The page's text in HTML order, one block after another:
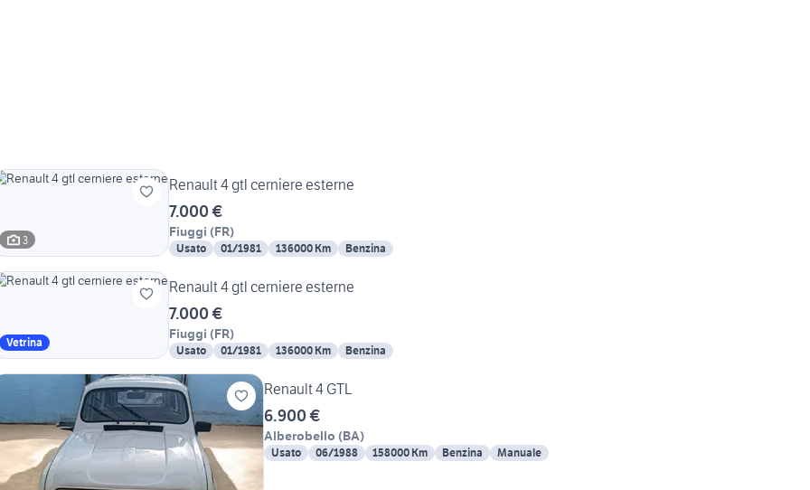
3
Renault 4 gtl cerniere esterne
7.000 €
Fiuggi (FR)
Usato 01/1981 136000 Km Benzina
Vetrina
Renault 4 gtl cerniere esterne
7.000 €
Fiuggi (FR)
Usato 01/1981 136000 Km Benzina
Renault 4 GTL
6.900 €
Alberobello (BA)
Usato 06/1988 158000 Km Benzina Manuale